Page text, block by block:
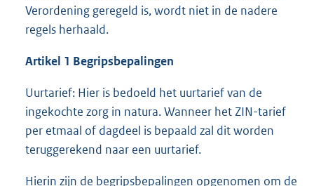
Verordening geregeld is, wordt niet in de nadere
regels herhaald.
Artikel 1 Begripsbepalingen
Uurtarief: Hier is bedoeld het uurtarief van de
ingekochte zorg in natura. Wanneer het ZIN-tarief
per etmaal of dagdeel is bepaald zal dit worden
teruggerekend naar een uurtarief.
Hierin zijn de begripsbepalingen opgenomen om de